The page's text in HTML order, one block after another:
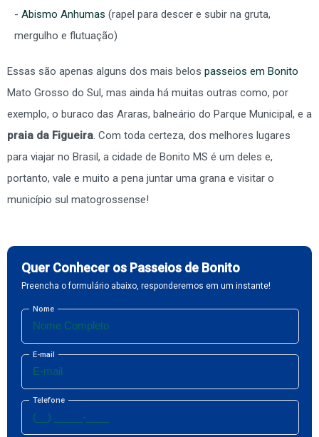
Abismo Anhumas (rapel para descer e subir na gruta,
mergulho e flutuação)
Essas são apenas alguns dos mais belos passeios em Bonito
Mato Grosso do Sul, mas ainda há muitas outras como, por
exemplo, o buraco das Araras, balneário do Parque Municipal, e a
praia da Figueira. Com toda certeza, dos melhores lugares
para viajar no Brasil, a cidade de Bonito MS é um deles e,
portanto, vale e muito a pena juntar uma grana e visitar o
município sul matogrossense!
Quer Conhecer os Passeios de Bonito
Preencha o formulário abaixo, responderemos em um instante!
Nome
E-mail
Telefone